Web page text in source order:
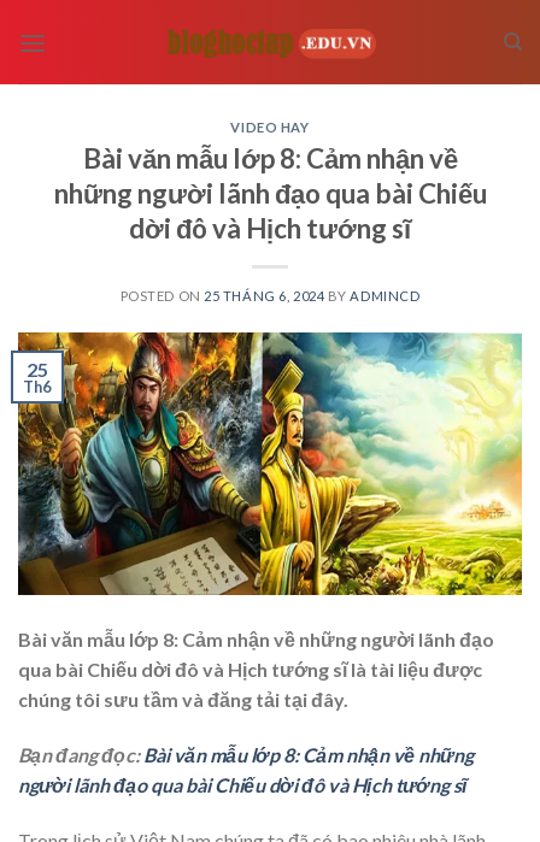
VIDEO HAY
Bài văn mẫu lớp 8: Cảm nhận về
những người lãnh đạo qua bài Chiếu
dời đô và Hịch tướng sĩ
POSTED ON 25 THÁNG 6, 2024 BY ADMINCD
25
Th6
Bài văn mẫu lớp 8: Cảm nhận về những người lãnh đạo
qua bài Chiếu dời đô và Hịch tướng sĩ là tài liệu được
chúng tôi sưu tầm và đăng tải tại đây.
Bạn đang đọc:Bài văn mẫu lớp 8: Cảm nhận về những
người lãnh đạo qua bài Chiếu dời đô và Hịch tướng sĩ